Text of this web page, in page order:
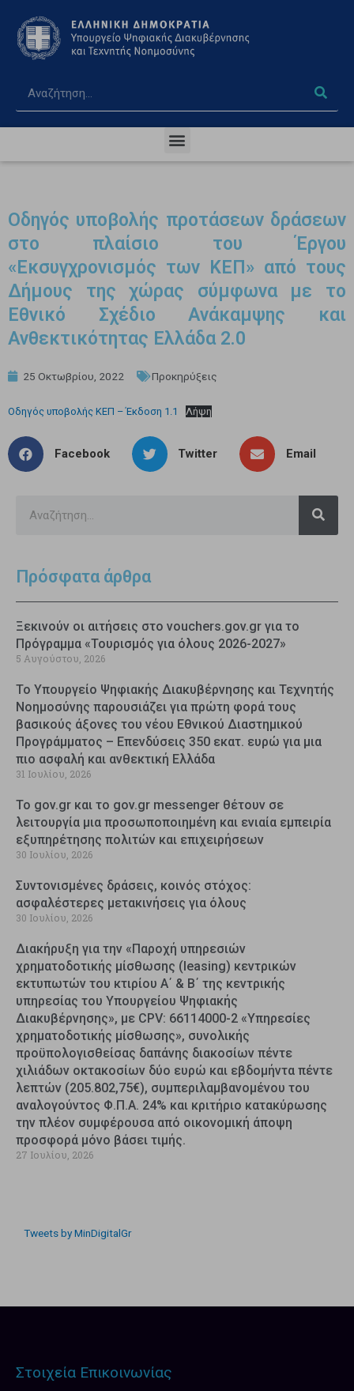
Οδηγός υποβολής προτάσεων δράσεων
στο πλαίσιο του Έργου
«Εκσυγχρονισμός των ΚΕΠ» από τους
Δήμους της χώρας σύμφωνα με το
Εθνικό Σχέδιο Ανάκαμψης και
Ανθεκτικότητας Ελλάδα 2.0
25 Οκτωβρίου, 2022 Προκηρύξεις
Οδηγός υποβολής ΚΕΠ – Έκδοση 1.1 Λήψη
Facebook Twitter Email
Πρόσφατα άρθρα
Ξεκινούν οι αιτήσεις στο vouchers.gov.gr για το
Πρόγραμμα «Τουρισμός για όλους 2026-2027»
5 Αυγούστου, 2026
Το Υπουργείο Ψηφιακής Διακυβέρνησης και Τεχνητής
Νοημοσύνης παρουσιάζει για πρώτη φορά τους
βασικούς άξονες του νέου Εθνικού Διαστημικού
Προγράμματος – Επενδύσεις 350 εκατ. ευρώ για μια
πιο ασφαλή και ανθεκτική Ελλάδα
31 Ιουλίου, 2026
Το gov.gr και το gov.gr messenger θέτουν σε
λειτουργία μια προσωποποιημένη και ενιαία εμπειρία
εξυπηρέτησης πολιτών και επιχειρήσεων
30 Ιουλίου, 2026
Συντονισμένες δράσεις, κοινός στόχος:
ασφαλέστερες μετακινήσεις για όλους
30 Ιουλίου, 2026
Διακήρυξη για την «Παροχή υπηρεσιών
χρηματοδοτικής μίσθωσης (leasing) κεντρικών
εκτυπωτών του κτιρίου Α΄ & Β΄ της κεντρικής
υπηρεσίας του Υπουργείου Ψηφιακής
Διακυβέρνησης», με CPV: 66114000-2 «Υπηρεσίες
χρηματοδοτικής μίσθωσης», συνολικής
προϋπολογισθείσας δαπάνης διακοσίων πέντε
χιλιάδων οκτακοσίων δύο ευρώ και εβδομήντα πέντε
λεπτών (205.802,75€), συμπεριλαμβανομένου του
αναλογούντος Φ.Π.Α. 24% και κριτήριο κατακύρωσης
την πλέον συμφέρουσα από οικονομική άποψη
προσφορά μόνο βάσει τιμής.
27 Ιουλίου, 2026
Tweets by MinDigitalGr
Στοιχεία Επικοινωνίας